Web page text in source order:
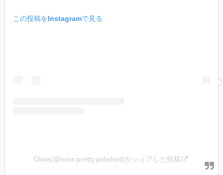
この投稿をInstagramで見る
Olivia(@miss.pretty.polished)がシェアした投稿